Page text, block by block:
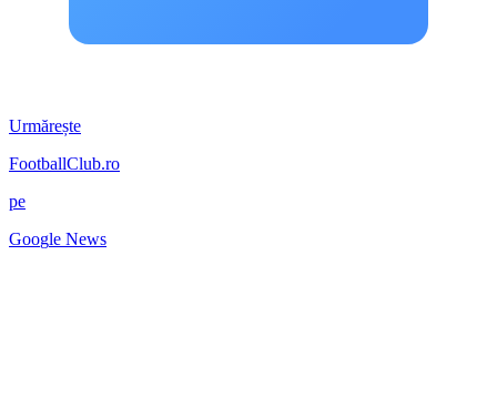
Urmărește
FootballClub.ro
pe
Google News